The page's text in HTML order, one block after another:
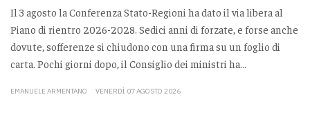
Il 3 agosto la Conferenza Stato-Regioni ha dato il via libera al
Piano di rientro 2026-2028. Sedici anni di forzate, e forse anche
dovute, sofferenze si chiudono con una firma su un foglio di
carta. Pochi giorni dopo, il Consiglio dei ministri ha...
EMANUELE ARMENTANO VENERDÌ 07 AGOSTO 2026